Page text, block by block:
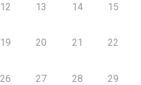
12 13 14 15
19 20 21 22
26 27 28 29